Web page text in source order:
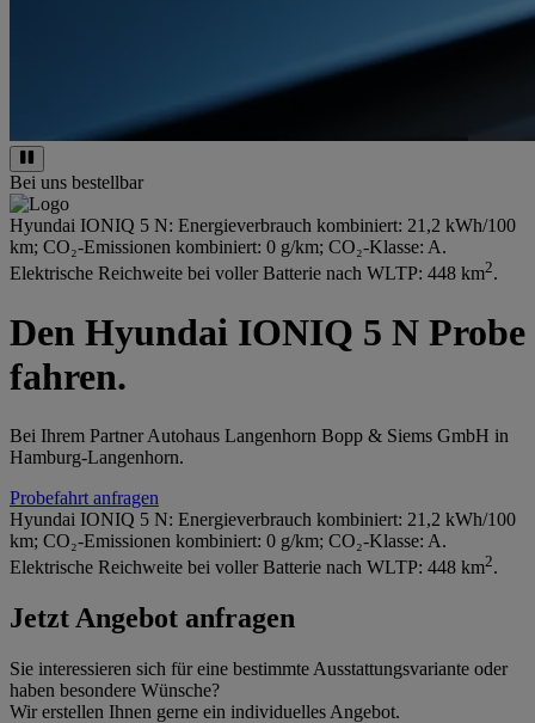
Bei uns bestellbar
Hyundai IONIQ 5 N: Energieverbrauch kombiniert: 21,2 kWh/100
km; CO₂-Emissionen kombiniert: 0 g/km; CO₂-Klasse: A.
Elektrische Reichweite bei voller Batterie nach WLTP: 448 km2.
Den Hyundai IONIQ 5 N Probe
fahren.
Bei Ihrem Partner Autohaus Langenhorn Bopp & Siems GmbH in
Hamburg-Langenhorn.
Probefahrt anfragen
Hyundai IONIQ 5 N: Energieverbrauch kombiniert: 21,2 kWh/100
km; CO₂-Emissionen kombiniert: 0 g/km; CO₂-Klasse: A.
Elektrische Reichweite bei voller Batterie nach WLTP: 448 km2.
Jetzt Angebot anfragen
Sie interessieren sich für eine bestimmte Ausstattungsvariante oder
haben besondere Wünsche?
Wir erstellen Ihnen gerne ein individuelles Angebot.